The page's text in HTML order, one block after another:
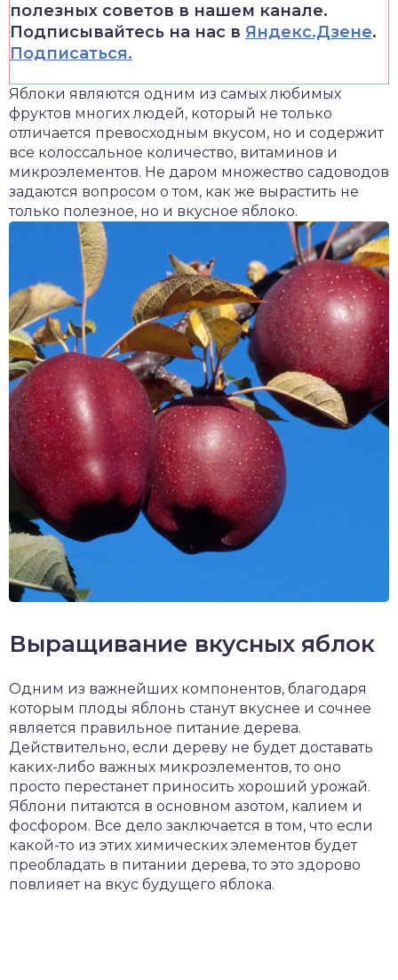
полезных советов в нашем канале.
Подписывайтесь на нас в Яндекс.Дзене.
Подписаться.
Яблоки являются одним из самых любимых
фруктов многих людей, который не только
отличается превосходным вкусом, но и содержит
все колоссальное количество, витаминов и
микроэлементов. Не даром множество садоводов
задаются вопросом о том, как же вырастить не
только полезное, но и вкусное яблоко.
Выращивание вкусных яблок
Одним из важнейших компонентов, благодаря
которым плоды яблонь станут вкуснее и сочнее
является правильное питание дерева.
Действительно, если дереву не будет доставать
каких-либо важных микроэлементов, то оно
просто перестанет приносить хороший урожай.
Яблони питаются в основном азотом, калием и
фосфором. Все дело заключается в том, что если
какой-то из этих химических элементов будет
преобладать в питании дерева, то это здорово
повлияет на вкус будущего яблока.